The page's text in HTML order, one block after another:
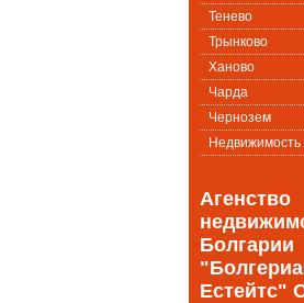
Тенево
Трынково
Ханово
Чарда
Чернозем
Недвижимость
Агенство
Болгарии
Естейтс"